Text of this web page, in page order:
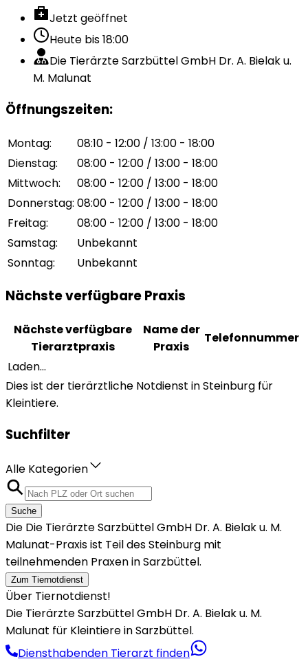
Jetzt geöffnet
Heute bis18:00
Die Tierärzte Sarzbüttel GmbH Dr. A. Bielak u.
M. Malunat
Öffnungszeiten:
Montag:
08:10 - 12:00 / 13:00 - 18:00
Dienstag:
08:00 - 12:00 / 13:00 - 18:00
Mittwoch:
08:00 - 12:00 / 13:00 - 18:00
Donnerstag: 08:00 - 12:00 / 13:00 - 18:00
Freitag:
08:00 - 12:00 / 13:00 - 18:00
Samstag:
Unbekannt
Sonntag: Unbekannt
Nächste verfügbare Praxis
Nächste verfügbare
Tierarztpraxis
Name der
Praxis
Telefonnummer
Laden...
Dies ist der tierärztliche Notdienst in Steinburg für
Kleintiere.
Suchfilter
Alle Kategorien
Suche
Die Die Tierärzte Sarzbüttel GmbH Dr. A. Bielak u. M.
Malunat-Praxis ist Teil des Steinburg mit
teilnehmenden Praxen in Sarzbüttel.
Zum Tiernotdienst
Über Tiernotdienst!
Die Tierärzte Sarzbüttel GmbH Dr. A. Bielak u. M.
Malunat für Kleintiere in Sarzbüttel.
Diensthabenden Tierarzt finden